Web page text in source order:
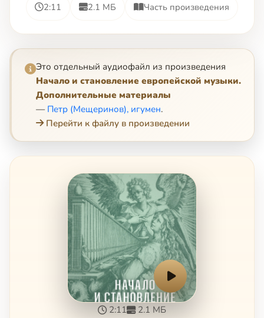
2:11 2.1 МБ Часть произведения
Это отдельный аудиофайл из произведения
Начало и становление европейской музыки.
Дополнительные материалы
— Петр (Мещеринов), игумен.
Перейти к файлу в произведении
2:11 2.1 МБ